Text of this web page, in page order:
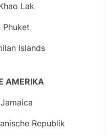
Lak
Phuket
Islands
AMERIKA
Republik